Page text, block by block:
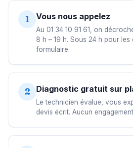
1 Vous nous appelez
Au 01 34 10 91 61, on
8 h – 19 h. Sous 24 h pour les
formulaire.
2 Diagnostic gratuit sur
Le technicien évalue, vous
devis écrit. Aucun